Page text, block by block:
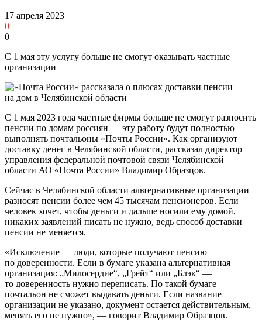
17 апреля 2023
0
0
С 1 мая эту услугу больше не смогут оказывать частные
организации
С 1 мая 2023 года частные фирмы больше не смогут разносить
пенсии по домам россиян — эту работу будут полностью
выполнять почтальоны «Почты России». Как организуют
доставку денег в Челябинской области, рассказал директор
управления федеральной почтовой связи Челябинской
области АО «Почта России» Владимир Образцов.
Сейчас в Челябинской области альтернативные организации
разносят пенсии более чем 45 тысячам пенсионеров. Если
человек хочет, чтобы деньги и дальше носили ему домой,
никаких заявлений писать не нужно, ведь способ доставки
пенсии не меняется.
«Исключение — люди, которые получают пенсию
по доверенности. Если в бумаге указана альтернативная
организация: „Милосердие“, „Грейт“ или „Блэк“ —
то доверенность нужно переписать. По такой бумаге
почтальон не сможет выдавать деньги. Если название
организации не указано, документ остается действительным,
менять его не нужно», — говорит Владимир Образцов.